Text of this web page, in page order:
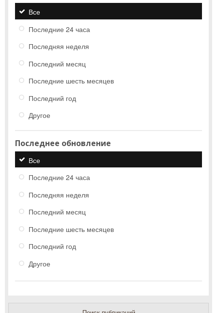
Все
Последние 24 часа
Последняя неделя
Последний месяц
Последние шесть месяцев
Последний год
Другое
Последнее обновление
Все
Последние 24 часа
Последняя неделя
Последний месяц
Последние шесть месяцев
Последний год
Другое